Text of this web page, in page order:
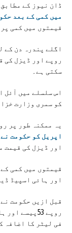
ڈان نیوز کے
میں کمی کے بعد
قیمتوں میں کمی
سکتی ہے۔
کو سمری وزارت
یہ ممکنہ طور پر
اپریل کو حکومت نے
اور ڈیزل کی قیمت میں. 8 روپے 42 پیسے فی لیٹر
اور ہائی اسپیڈ ڈیزل کی نئی قیمت
فی لیٹر کا اضافہ